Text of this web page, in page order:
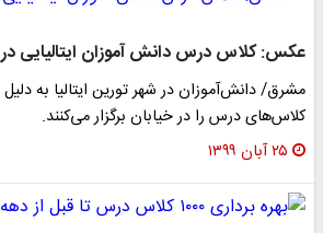
عکس: کلاس درس دانش آموزان ایتالیایی در
مشرق/ دانش‌آموزان در شهر تورین ایتالیا به
کلاس‌های درس را در خیابان برگزار می‌کنند.
۲۵ آبان ۱۳۹۹